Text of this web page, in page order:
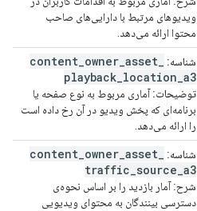
ویدیوهای مرتبط با دارایی‌های صاحب
محتوا ارائه می‌دهد.
شناسه: content owner asset
playback location a3
توضیحات:آماری مربوط به نوع صفحه یا
برنامه‌ای که پخش ویدیو در آن رخ داده است
را ارائه می‌دهد.
شناسه: content owner asset
traffic source a3
شرح:آمار بازدید را بر اساس نحوه‌ی
دسترسی بینندگان به محتوای ویدیویی